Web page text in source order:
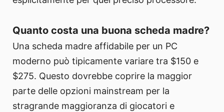
Quanto costa una buona scheda madre?
Una scheda madre affidabile per un PC
moderno può tipicamente variare tra $150 e
$275. Questo dovrebbe coprire la maggior
parte delle opzioni mainstream per la
stragrande maggioranza di giocatori e